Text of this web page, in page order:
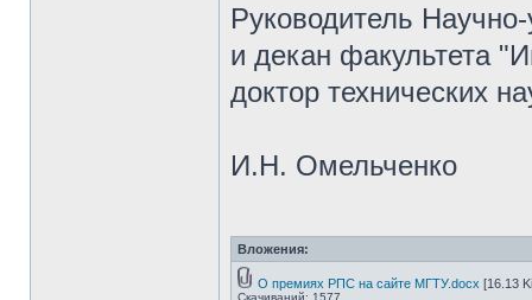
Руководитель
и декан факультета
доктор технических
И.Н. Омельченко
Вложения:
О премиях РПС на сайте МГТУ.docx [16.13
Скачиваний: 1577